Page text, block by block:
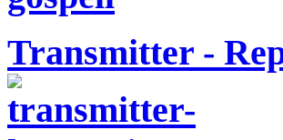
Transmitter -